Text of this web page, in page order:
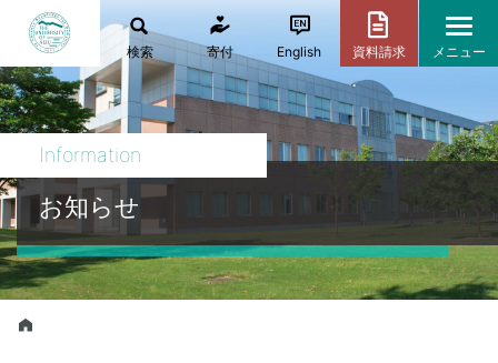
検索 寄付 English 資料請求 メニュー
お知らせ
Information